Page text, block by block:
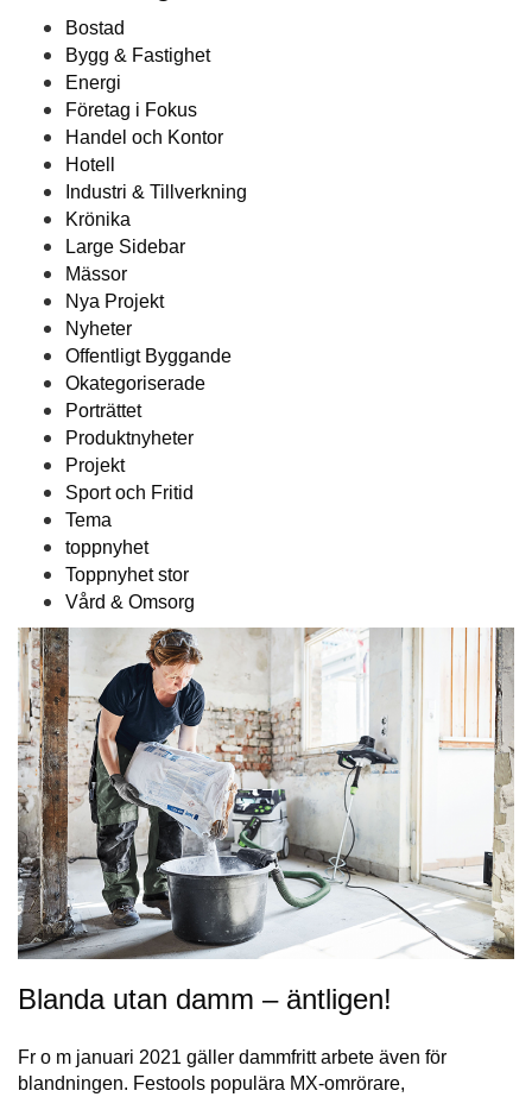
Bostad
Bygg & Fastighet
Energi
Företag i Fokus
Handel och Kontor
Hotell
Industri & Tillverkning
Krönika
Large Sidebar
Mässor
Nya Projekt
Nyheter
Offentligt Byggande
Okategoriserade
Porträttet
Produktnyheter
Projekt
Sport och Fritid
Tema
toppnyhet
Toppnyhet stor
Vård & Omsorg
Blanda utan damm – äntligen!
Fr o m januari 2021 gäller dammfritt arbete även för
blandningen. Festools populära MX-omrörare,